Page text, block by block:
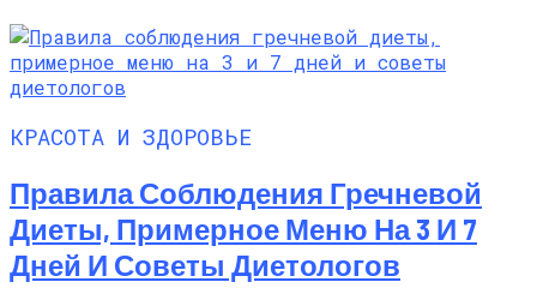
КРАСОТА И ЗДОРОВЬЕ
Правила Соблюдения Гречневой
Диеты, Примерное Меню На 3 И 7
Дней И Советы Диетологов